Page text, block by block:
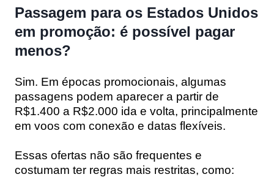
Passagem para os Estados Unidos
em promoção: é possível pagar
menos?
Sim. Em épocas promocionais, algumas
passagens podem aparecer a partir de
R$1.400 a R$2.000 ida e volta, principalmente
em voos com conexão e datas flexíveis.
Essas ofertas não são frequentes e
costumam ter regras mais restritas, como: